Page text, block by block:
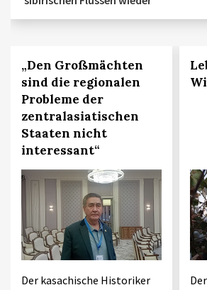
„Den Großmächten
sind die regionalen
Probleme der
zentralasiatischen
Staaten nicht
interessant“
Der kasachische Historiker